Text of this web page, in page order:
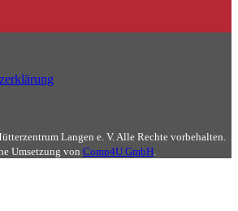
Langen e. V. Alle Rechte vorbehalten.
Umsetzung von Comp4U GmbH.